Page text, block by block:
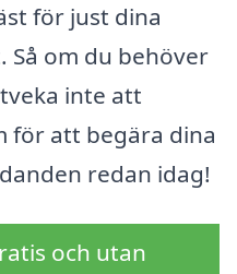
för just dina
Så om du behöver
inte att
för att begära dina
redan idag!
och utan